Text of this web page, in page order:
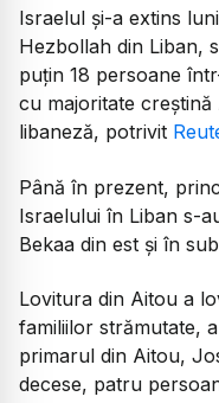
Israelul și-a extins
Hezbollah din Liban,
puțin 18 persoane
cu majoritate
libaneză, potrivit
Până în prezent,
Israelului în Liban s-
Bekaa din est și în
Lovitura din Aitou a
familiilor strămutate,
primarul din Aitou,
decese, patru